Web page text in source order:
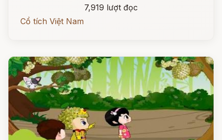
7,919 lượt đọc
Cổ tích Việt Nam